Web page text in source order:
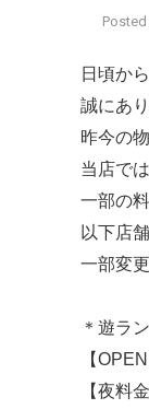
日頃か
誠にあ
昨今の
当店で
一部の
以下店
一部変
＊遊ラ
【
【夜料